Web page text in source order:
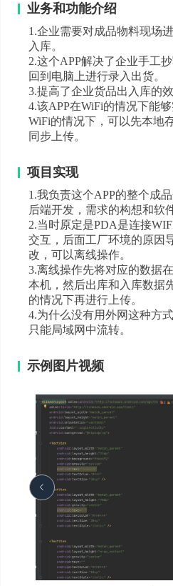
业务和功能介绍
1.企业需要对成品物料现场
入库。
2.这个APP解决了企业手工
回到电脑上进行录入出货。
3.提高了企业货品出入库的效
4.该APP在WiFi的情况下能
WiFi的情况下，可以先本地
同步上传。
项目实现
1.我负责这个APP的整个成
后端开发，需求的构想和软
2.当时原定是PDA是连接
交互，后面工厂环境的原因
改，可以离线操作。
3.离线操作先将对应的数据
本机，然后出库和入库数据
的情况下再进行上传。
4.为什么没有用外网这种方
只能局域网中流转。
示例图片视频